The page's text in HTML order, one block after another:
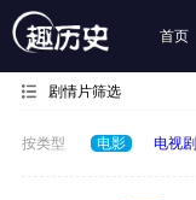
首页
剧情片筛选
按类型 电影 电视剧